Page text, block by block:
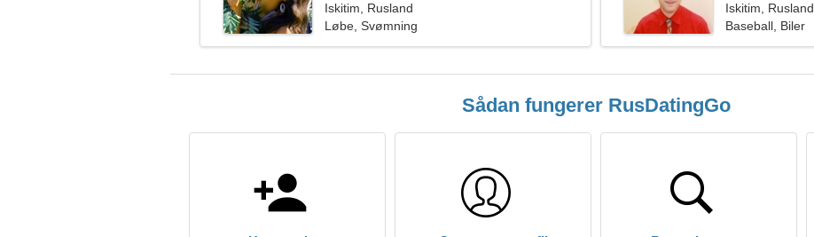
Iskitim, Rusland
Løbe, Svømning
Iskitim, Rusland
Baseball, Biler
Sådan fungerer RusDatingGo